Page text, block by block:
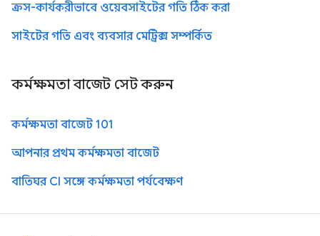
ক্রস-কার্যকরীভাবে ওয়েবসাইটের গতি ঠিক করা
সাইটের গতি এবং ব্যবসার মেট্রিক্স সম্পর্কিত
কর্মক্ষমতা বাজেট সেট করুন
কর্মক্ষমতা বাজেট 101
আপনার প্রথম কর্মক্ষমতা বাজেট
বাতিঘর CI সঙ্গে কর্মক্ষমতা পর্যবেক্ষণ